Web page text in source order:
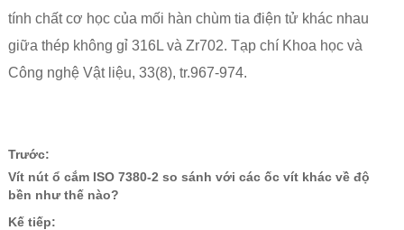
tính chất cơ học của mối hàn chùm tia điện tử khác nhau
giữa thép không gỉ 316L và Zr702. Tạp chí Khoa học và
Công nghệ Vật liệu, 33(8), tr.967-974.
Trước:
Vít nút ổ cắm ISO 7380-2 so sánh với các ốc vít khác về độ
bền như thế nào?
Kế tiếp: